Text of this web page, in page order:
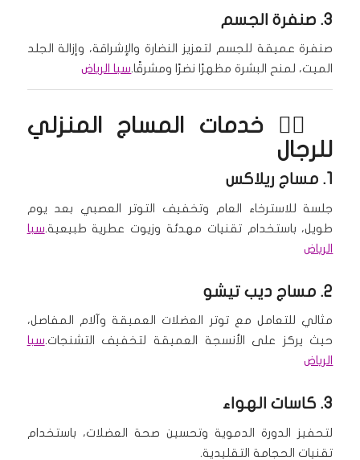
3. صنفرة الجسم
صنفرة عميقة للجسم لتعزيز النضارة والإشراقة، وإزالة الجلد
الميت، لمنح البشرة مظهرًا نضرًا ومشرقًا.سبا الرياض
🧖‍♂️ خدمات المساج المنزلي
للرجال
1. مساج ريلاكس
جلسة للاسترخاء العام وتخفيف التوتر العصبي بعد يوم
طويل، باستخدام تقنيات مهدئة وزيوت عطرية طبيعية.سبا
الرياض
2. مساج ديب تيشو
مثالي للتعامل مع توتر العضلات العميقة وآلام المفاصل،
حيث يركز على الأنسجة العميقة لتخفيف التشنجات.سبا
الرياض
3. كاسات الهواء
لتحفيز الدورة الدموية وتحسين صحة العضلات، باستخدام
تقنيات الحجامة التقليدية.